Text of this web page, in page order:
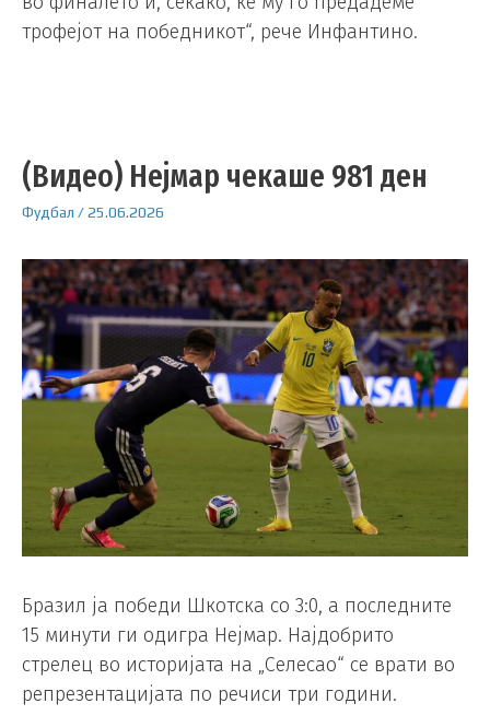
трофејот на победникот“, рече Инфантино.
(Видео) Нејмар чекаше 981 ден
Фудбал /25.06.2026
Бразил ја победи Шкотска со 3:0, а последните
15 минути ги одигра Нејмар. Најдобрито
стрелец во историјата на „Селесао“ се врати во
репрезентацијата по речиси три години.